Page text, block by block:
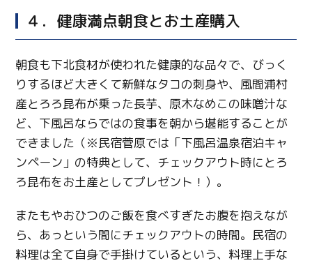
４．健康満点朝食とお土産購入
朝食も下北食材が使われた健康的な品々で、びっく
りするほど大きくて新鮮なタコの刺身や、風間浦村
産とろろ昆布が乗った長芋、原木なめこの味噌汁な
ど、下風呂ならではの食事を朝から堪能することが
できました（※民宿菅原では「下風呂温泉宿泊キャ
ンペーン」の特典として、チェックアウト時にとろ
ろ昆布をお土産としてプレゼント！）。
またもやおひつのご飯を食べすぎたお腹を抱えなが
ら、あっという間にチェックアウトの時間。民宿の
料理は全て自身で手掛けているという、料理上手な